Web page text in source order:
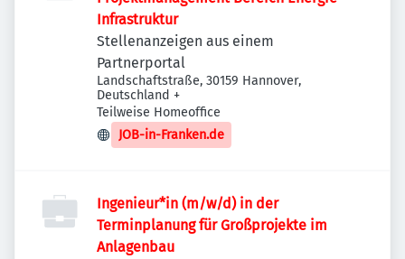
Infrastruktur
Stellenanzeigen aus einem
Partnerportal
Landschaftstraße, 30159 Hannover,
Deutschland +
Teilweise Homeoffice
JOB-in-Franken.de
Ingenieur*in (m/w/d) in der
Terminplanung für Großprojekte im
Anlagenbau